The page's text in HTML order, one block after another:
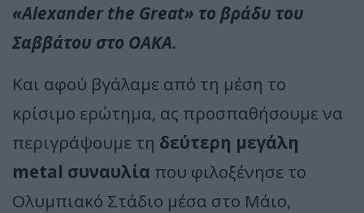
«Alexander the Great» το βράδυ του
Σαββάτου στο ΟΑΚΑ.
Και αφού βγάλαμε από τη μέση το
κρίσιμο ερώτημα, ας προσπαθήσουμε να
περιγράψουμε τη δεύτερη μεγάλη
metal συναυλία που φιλοξένησε το
Ολυμπιακό Στάδιο μέσα στο Μάιο,